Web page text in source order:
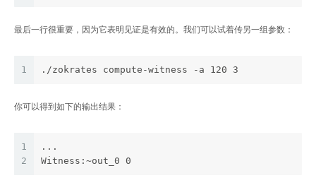
最后一行很重要，因为它表明见证是有效的。我们可以试着传另一组参数：
1 ./zokrates compute-witness -a 120 3
你可以得到如下的输出结果：
1
2
...
Witness:~out_0 0